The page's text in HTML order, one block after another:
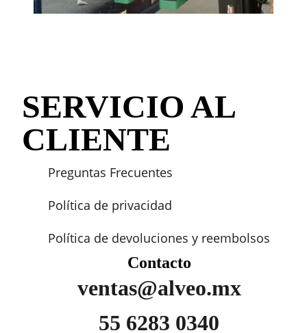
SERVICIO AL
CLIENTE
Preguntas Frecuentes
Política de privacidad
Política de devoluciones y reembolsos
Contacto
ventas@alveo.mx
55 6283 0340